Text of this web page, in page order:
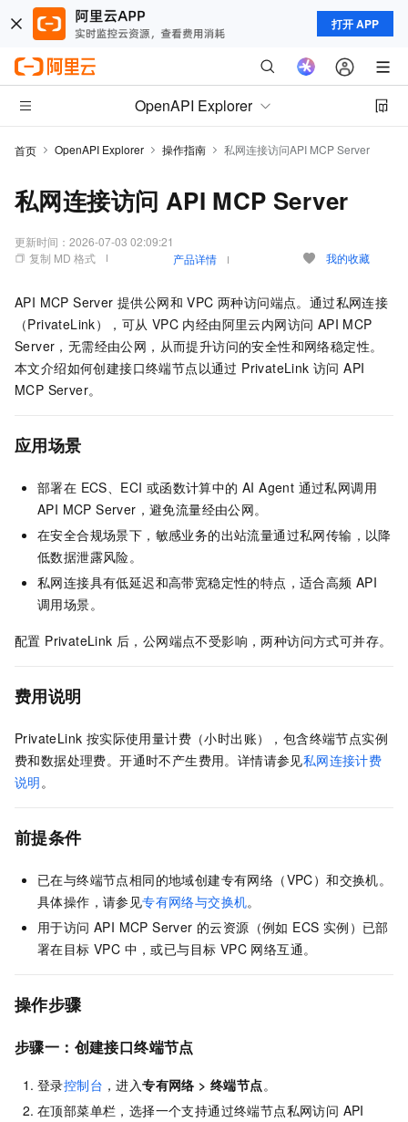
打开 APP
OpenAPI Explorer
首页 OpenAPI Explorer 操作指南 私网连接访问API MCP Server
私网连接访问 API MCP Server
更新时间： 2026-07-03 02:09:21
复制 MD 格式
产品详情 我的收藏
API MCP Server 提供公网和 VPC 两种访问端点。通过私网连接
（PrivateLink），可从 VPC 内经由阿里云内网访问 API MCP
Server，无需经由公网，从而提升访问的安全性和网络稳定性。
本文介绍如何创建接口终端节点以通过 PrivateLink 访问 API
MCP Server。
应用场景
部署在 ECS、ECI 或函数计算中的 AI Agent 通过私网调用
API MCP Server，避免流量经由公网。
在安全合规场景下，敏感业务的出站流量通过私网传输，以降
低数据泄露风险。
私网连接具有低延迟和高带宽稳定性的特点，适合高频 API
调用场景。
配置 PrivateLink 后，公网端点不受影响，两种访问方式可并存。
费用说明
PrivateLink 按实际使用量计费（小时出账），包含终端节点实例
费和数据处理费。开通时不产生费用。详情请参见私网连接计费
说明。
前提条件
已在与终端节点相同的地域创建专有网络（VPC）和交换机。
具体操作，请参见专有网络与交换机。
用于访问 API MCP Server 的云资源（例如 ECS 实例）已部
署在目标 VPC 中，或已与目标 VPC 网络互通。
操作步骤
步骤一：创建接口终端节点
登录控制台 ，进入专有网络 >终端节点。
在顶部菜单栏，选择一个支持通过终端节点私网访问 API